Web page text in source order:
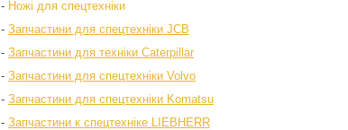
- Ножі для спецтехніки
- Запчастини для спецтехніки JCB
- Запчастини для техніки Caterpillar
- Запчастини для спецтехніки Volvo
- Запчастини для спецтехніки Komatsu
- Запчастини к спецтехніке LIEBHERR